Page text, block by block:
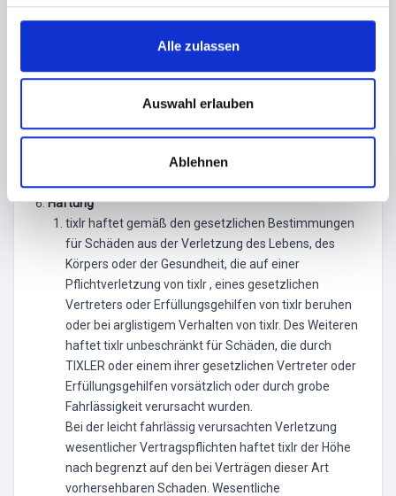
Alle zulassen
Auswahl erlauben
Ablehnen
Veranstaltungsabsagen, terminliche Änderungen,
Ticketkäufer der entsprechenden Veranstaltungen,
jedoch ohne dazu verpflichtet zu sein. tixlr gibt in
Korrektheit und Vollständigkeit solcher Informationen.
Die Verantwortung liegt ausschließlich beim
Haftung
tixlr haftet gemäß den gesetzlichen Bestimmungen
für Schäden aus der Verletzung des Lebens, des
Körpers oder der Gesundheit, die auf einer
Pflichtverletzung von tixlr , eines gesetzlichen
Vertreters oder Erfüllungsgehilfen von tixlr beruhen
oder bei arglistigem Verhalten von tixlr. Des Weiteren
haftet tixlr unbeschränkt für Schäden, die durch
TIXLER oder einem ihrer gesetzlichen Vertreter oder
Erfüllungsgehilfen vorsätzlich oder durch grobe
Fahrlässigkeit verursacht wurden.
Bei der leicht fahrlässig verursachten Verletzung
wesentlicher Vertragspflichten haftet tixlr der Höhe
nach begrenzt auf den bei Verträgen dieser Art
vorhersehbaren Schaden. Wesentliche